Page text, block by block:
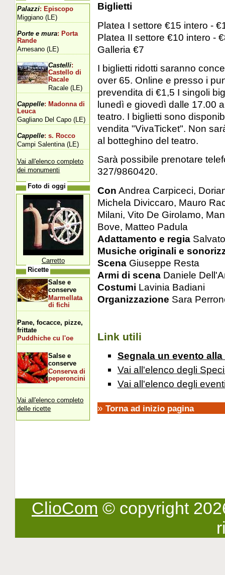
Biglietti
Platea I settore €15 intero -
Platea II settore €10 intero -
Galleria €7
I biglietti ridotti saranno
over 65. Online e presso i
prevendita di €1,5 I singoli
lunedì e giovedì dalle 17.00
teatro. I biglietti sono
vendita "VivaTicket". Non
al botteghino del teatro.
Sarà possibile prenotare
327/9860420.
Con Andrea Carpiceci,
Michela Diviccaro, Mauro
Milani, Vito De Girolamo,
Bove, Matteo Padula
Adattamento e regia
Musiche originali e
ScenaGiuseppe Resta
Armi di scenaDaniele
Costumi Lavinia Badiani
Organizzazione Sara
Link utili
Segnala un evento
Vai all'elenco degli
Vai all'elenco degli
» Torna ad inizio pagina
Palazzi: Episcopo
Miggiano (LE)
Porte e mura: Porta
Rande
Arnesano (LE)
Castelli:
Castello di
Racale
Racale (LE)
Cappelle: Madonna di
Leuca
Gagliano Del Capo (LE)
Cappelle: s. Rocco
Campi Salentina (LE)
Vai all'elenco completo
dei monumenti
Foto di oggi
Carretto
Ricette
Salse e
conserve
Marmellata
di fichi
Pane, focacce, pizze,
frittate
Puddhiche cu l'oe
Salse e
conserve
Conserva di
peperoncini
Vai all'elenco completo
delle ricette
ClioCom © copyright